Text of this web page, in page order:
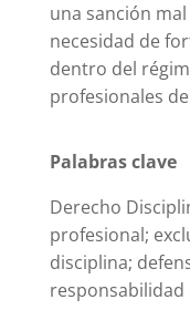
una sanción
necesidad de
dentro del
profesionales
Palabras clave
Derecho
profesional;
disciplina;